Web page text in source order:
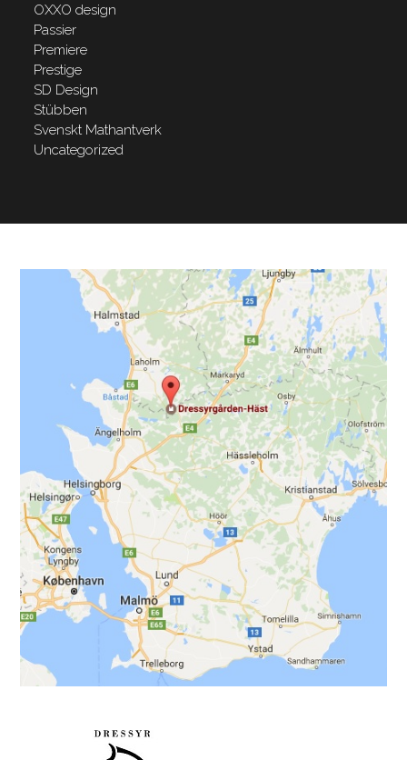
OXXO design
Passier
Premiere
Prestige
SD Design
Stübben
Svenskt Mathantverk
Uncategorized